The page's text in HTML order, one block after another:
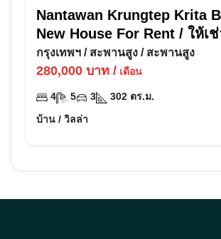
Nantawan Krungtep Krita
New House For Rent / ให้เ
กรุงเทพ กรีฑา
กรุงเทพฯ / สะพานสูง / สะพานสูง
280,000 บาท / เดือน
4 5 3 302 ตร.ม.
บ้าน / วิลล่า